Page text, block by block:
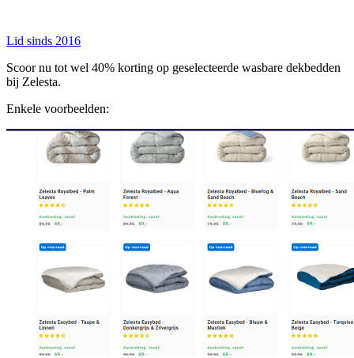
Lid sinds 2016
Scoor nu tot wel 40% korting op geselecteerde wasbare dekbedden
bij Zelesta.
Enkele voorbeelden: